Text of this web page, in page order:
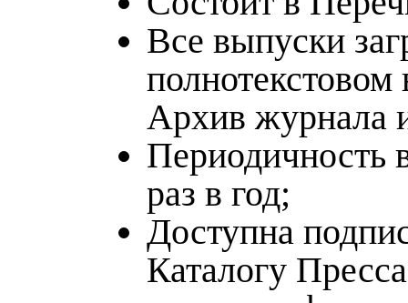
Все выпуски
полнотекстовом
Архив
Периодичность
раз в год;
Доступна
Каталогу